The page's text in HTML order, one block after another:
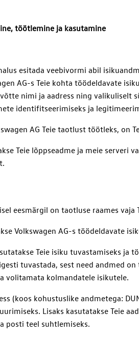
töötlemine ja kasutamine
esitada veebivormi abil
AG-s Teie kohta töödeldavate
nimi ja aadress ning valikuliselt
identifitseerimiseks ja
AG Teie taotlust töötleks, on
Teie lõppseadme ja meie
eesmärgil on taotluse raames vaja
Volkswagen AG-s töödeldavate
Teie isiku tuvastamiseks ja
tuvastada, sest need andmed
volitamata kolmandatele isikutele.
(koos kohustuslike andmetega:
Lisaks kasutatakse Teie
posti teel suhtlemiseks.